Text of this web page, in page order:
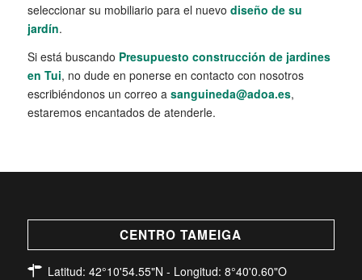
seleccionar su mobiliario para el nuevo diseño de su
jardín.
Si está buscando Presupuesto construcción de jardines
en Tui, no dude en ponerse en contacto con nosotros
escribiéndonos un correo a sanguineda@adoa.es,
estaremos encantados de atenderle.
CENTRO TAMEIGA
Latitud: 42°10'54.55"N - Longitud: 8°40'0.60"O